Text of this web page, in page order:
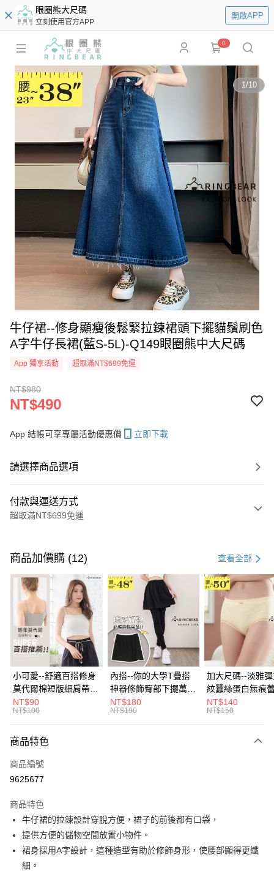
眼圈熊大尺碼
立刻使用官方APP
開啟APP
0
1/10
牛仔裙--修身顯瘦後鬆緊拉鍊裙頭下擺貓鬚刷色
A字牛仔長裙(藍S-5L)-Q149眼圈熊中大尺碼
App 獨享活動 超取滿NT$699免運
NT$980
NT$490
App 結帳可享專屬活動優惠價 立即下載
請選擇商品選項
付款與運送方式
超取滿NT$699免運
信用卡一次付款
超商取貨付款
LINE Pay
Apple Pay
街口支付
悠遊付
Google Pay
全盈+PAY
大哥付你分期
【大哥付你分期使用說明】
1.本服務由台灣大哥大提供，台灣大哥大用戶可立即使用無須另外申請。
流程，驗證手機門號後，選擇欲分期的期數、繳款截止日，確認付款後即完
成交易。
3.實際核准額度、可分期數及費用金額請依後續交易確認頁面所載為準。
4.訂單成立30分鐘內，如未前往確認交易或遇審核未通過，訂單將自動取
法說明評估內容。
【繳款方式說明】
AFTEE先享後付
【關於「AFTEE先享後付」】
AFTEE先享後付是「在收到商品之後才付款」的支付方式。 讓您購物簡單
便利好安心！
１．簡單：不需註冊會員、不需綁卡、不需儲值。
２．便利：只要手機號碼，簡訊認證，即可結帳。
３．安心：先確認商品／服務後，再付款。
ATM付款
全家取貨付款
商品加價購 (12) 查看全部
小可愛--舒適百搭修身
莫代爾棉短版細肩帶素
色背心(白.黑.灰L-2L)-
U582眼圈熊中大尺碼
NT$90
NT$100
內搭--你的大學T疊搭
神器修飾臀部下擺萬用
內搭裙/遮臀裙(黑2L-
6L)-Q155眼圈熊中大
NT$180
NT$190
加大尺碼--淡雅
紋蠶絲蛋白無痕
角內褲(白.粉.藍.
3L)-L28眼圈熊中
NT$140
NT$150
商品特色
商品編號
9625677
商品特色
牛仔裙的拉鍊設計穿脫方便，裙子的前後都有口袋，
提供方便的儲物空間放置小物件。
裙身採用A字設計，這種造型有助於修飾身形，使腰部顯得更纖
細。